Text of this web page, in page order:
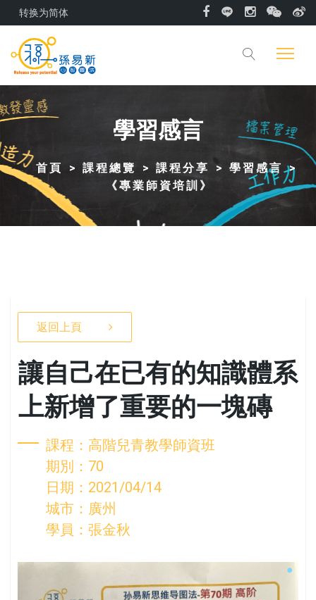
转换为简体
學習感言
首頁 課程總覽 課程分享
學習感言
《專業師資培訓》
返回上頁
讓自己在已有的知識體系
上新增了重要的一塊磚
課程：高階兒青教學師資班
期別：70
日期：2021/04/14
城市：廣州
學員：張金秋